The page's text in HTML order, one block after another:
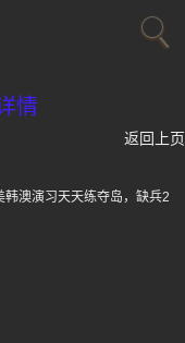
情
返回上页
澳演习天天练夺岛，缺兵2